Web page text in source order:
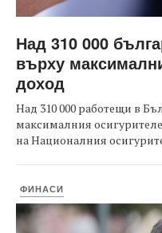
Над 310 000
върху
доход
Над 310 000 работещи в
максималния
на Националния
ФИНАСИ